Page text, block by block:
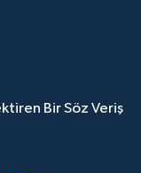
Bir Söz Veriş